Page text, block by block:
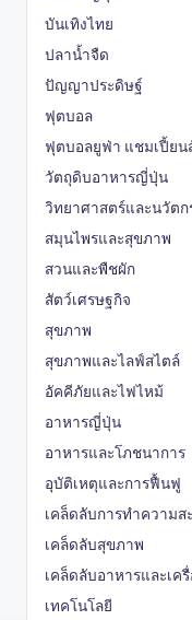
บันเทิงไทย
ปลาน้ำจืด
ปัญญาประดิษฐ์
ฟุตบอล
ฟุตบอลยูฟ่า แชมเปี้ยน
วัตถุดิบอาหารญี่ปุ่น
วิทยาศาสตร์และนวัตก
สมุนไพรและสุขภาพ
สวนและพืชผัก
สัตว์เศรษฐกิจ
สุขภาพ
สุขภาพและไลฟ์สไตล์
อัคคีภัยและไฟไหม้
อาหารญี่ปุ่น
อาหารและโภชนาการ
อุบัติเหตุและการฟื้นฟู
เคล็ดลับการทำความส
เคล็ดลับสุขภาพ
เคล็ดลับอาหารและเค
เทคโนโลยี